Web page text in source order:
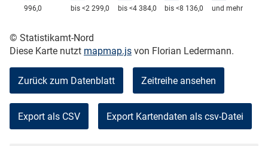
und mehr
bis <8 136,0
bis <4 384,0
bis <2 299,0
996,0
© Statistikamt-Nord
Diese Karte nutzt mapmap.js von Florian Ledermann.
Zurück zum Datenblatt Zeitreihe ansehen
Export als CSV